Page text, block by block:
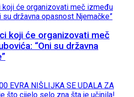
koji će organizovati meč
“Oni su državna